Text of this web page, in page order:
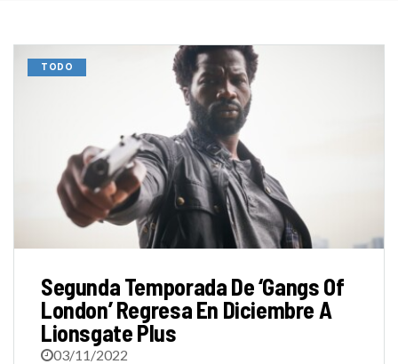
TODO
Segunda Temporada De ‘Gangs Of
London’ Regresa En Diciembre A
Lionsgate Plus
03/11/2022